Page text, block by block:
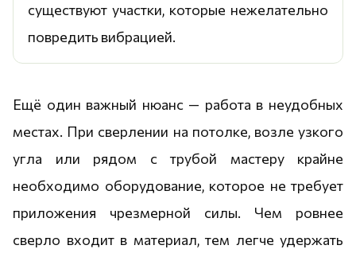
существуют участки, которые нежелательно
повредить вибрацией.
Ещё один важный нюанс — работа в неудобных
местах. При сверлении на потолке, возле узкого
угла или рядом с трубой мастеру крайне
необходимо оборудование, которое не требует
приложения чрезмерной силы. Чем ровнее
сверло входит в материал, тем легче удержать